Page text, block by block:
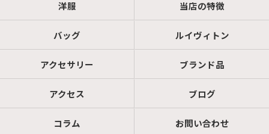
洋服 当店の特徴
バッグ ルイヴィトン
アクセサリー ブランド品
アクセス ブログ
コラム お問い合わせ